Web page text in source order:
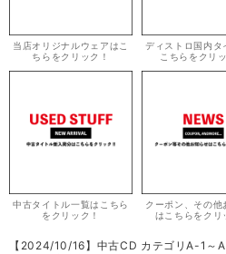
当店オリジナルウェアはこ
ちらをクリック！
ディストロ国内タ
こちらをクリ
中古タイトル一覧はこちら
をクリック！
クーポン、その他
はこちらをクリ
【2024/10/16】中古CD カテゴリA-1～